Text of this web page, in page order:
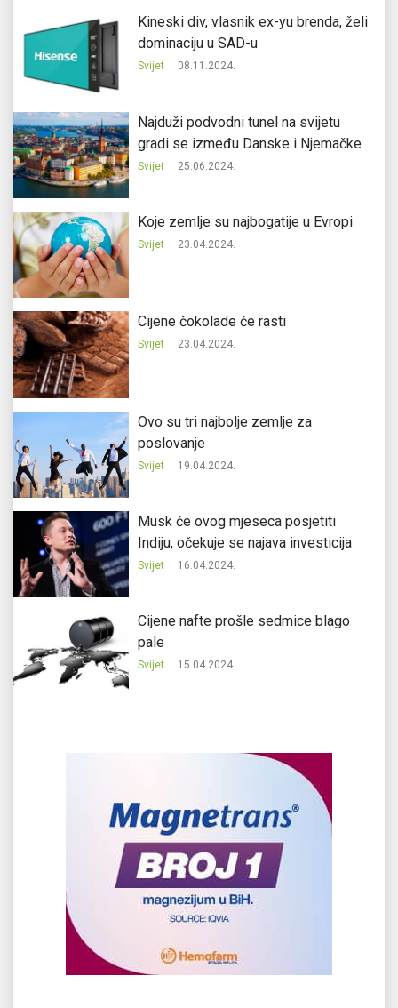
Kineski div, vlasnik ex-yu brenda, želi
dominaciju u SAD-u
Svijet 08.11.2024.
Najduži podvodni tunel na svijetu
gradi se između Danske i Njemačke
Svijet 25.06.2024.
Koje zemlje su najbogatije u Evropi
Svijet 23.04.2024.
Cijene čokolade će rasti
Svijet 23.04.2024.
Ovo su tri najbolje zemlje za
poslovanje
Svijet 19.04.2024.
Musk će ovog mjeseca posjetiti
Indiju, očekuje se najava investicija
Svijet 16.04.2024.
Cijene nafte prošle sedmice blago
pale
Svijet 15.04.2024.